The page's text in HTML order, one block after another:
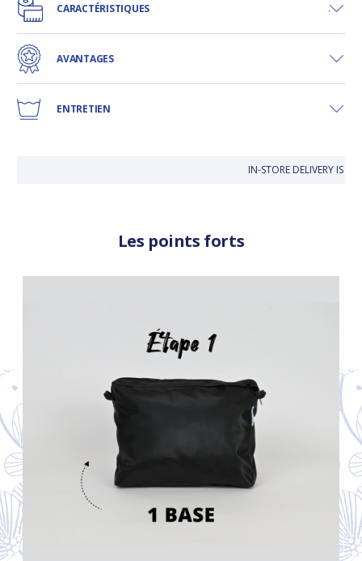
CARACTÉRISTIQUES
AVANTAGES
ENTRETIEN
IN-STORE DELIVERY IS
Les points forts